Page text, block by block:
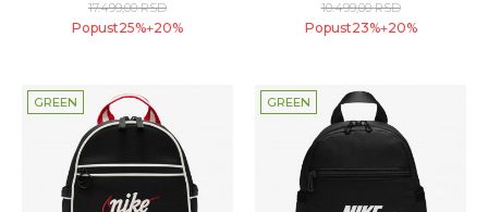
17.499,00RSD
Popust25%+20%
10.499,00RSD
Popust23%+20%
GREEN GREEN